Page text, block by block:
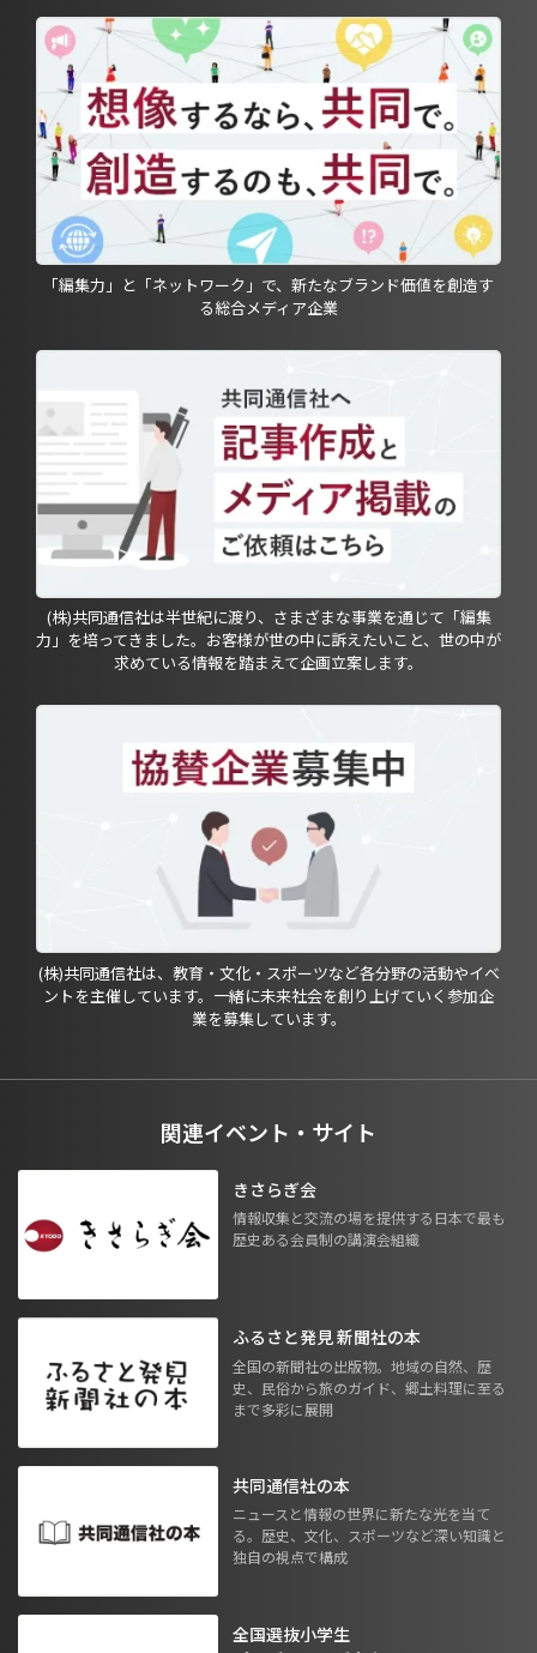
「編集力」と「ネットワーク」で、新たなブランド価値を創造す
る総合メディア企業
(株)共同通信社は半世紀に渡り、さまざまな事業を通じて「編集
力」を培ってきました。お客様が世の中に訴えたいこと、世の中が
求めている情報を踏まえて企画立案します。
(株)共同通信社は、教育・文化・スポーツなど各分野の活動やイベ
ントを主催しています。一緒に未来社会を創り上げていく参加企
業を募集しています。
関連イベント・サイト
きさらぎ会
情報収集と交流の場を提供する日本で最も
歴史ある会員制の講演会組織
ふるさと発見 新聞社の本
全国の新聞社の出版物。地域の自然、歴
史、民俗から旅のガイド、郷土料理に至る
まで多彩に展開
共同通信社の本
ニュースと情報の世界に新たな光を当て
る。歴史、文化、スポーツなど深い知識と
独自の視点で構成
全国選抜小学生